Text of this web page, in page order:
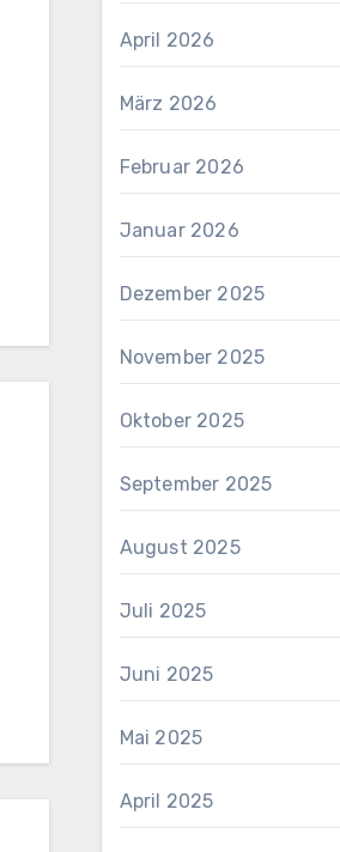
April 2026
März 2026
Februar 2026
Januar 2026
Dezember 2025
November 2025
Oktober 2025
September 2025
August 2025
Juli 2025
Juni 2025
Mai 2025
April 2025